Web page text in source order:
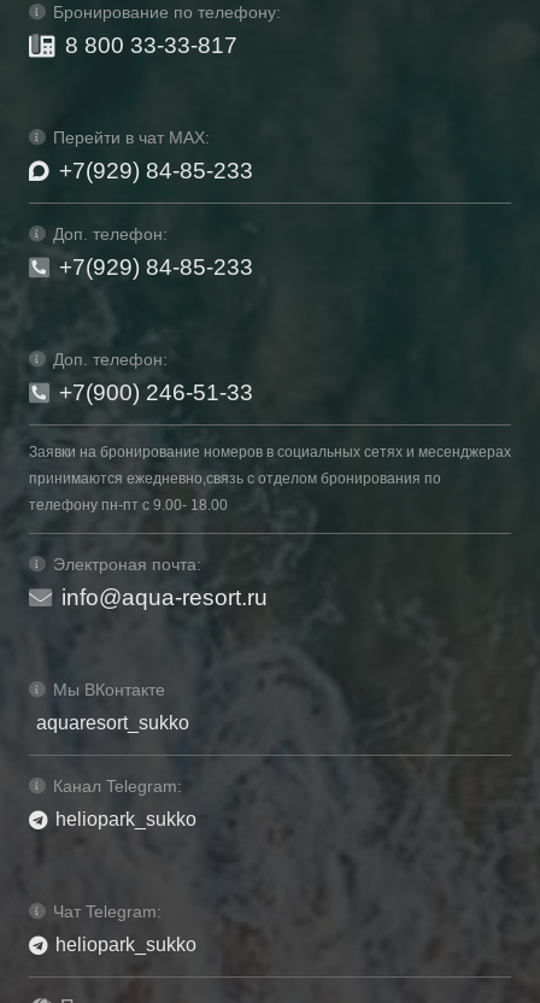
Бронирование по телефону:
8 800 33-33-817
Перейти в чат MAX:
+7(929) 84-85-233
Доп. телефон:
+7(929) 84-85-233
Доп. телефон:
+7(900) 246-51-33
Заявки на бронирование номеров в социальных сетях и месенджерах
принимаются ежедневно,связь с отделом бронирования по
телефону пн-пт с 9.00- 18.00
Электроная почта:
info@aqua-resort.ru
Мы ВКонтакте
aquaresort_sukko
Канал Telegram:
heliopark_sukko
Чат Telegram:
heliopark_sukko